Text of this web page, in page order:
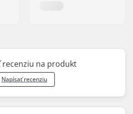
recenziu na produkt
Napísať recenziu